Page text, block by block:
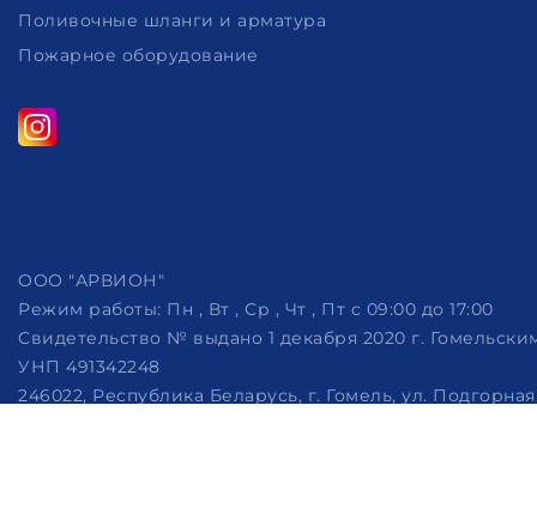
Поливочные шланги и арматура
Пожарное оборудование
ООО "АРВИОН"
Режим работы: Пн , Вт , Ср , Чт , Пт c 09:00 до 17:00
Свидетельство № выдано 1 декабря 2020 г.
УНП 491342248
246022, Республика Беларусь, г. Гомель, ул.